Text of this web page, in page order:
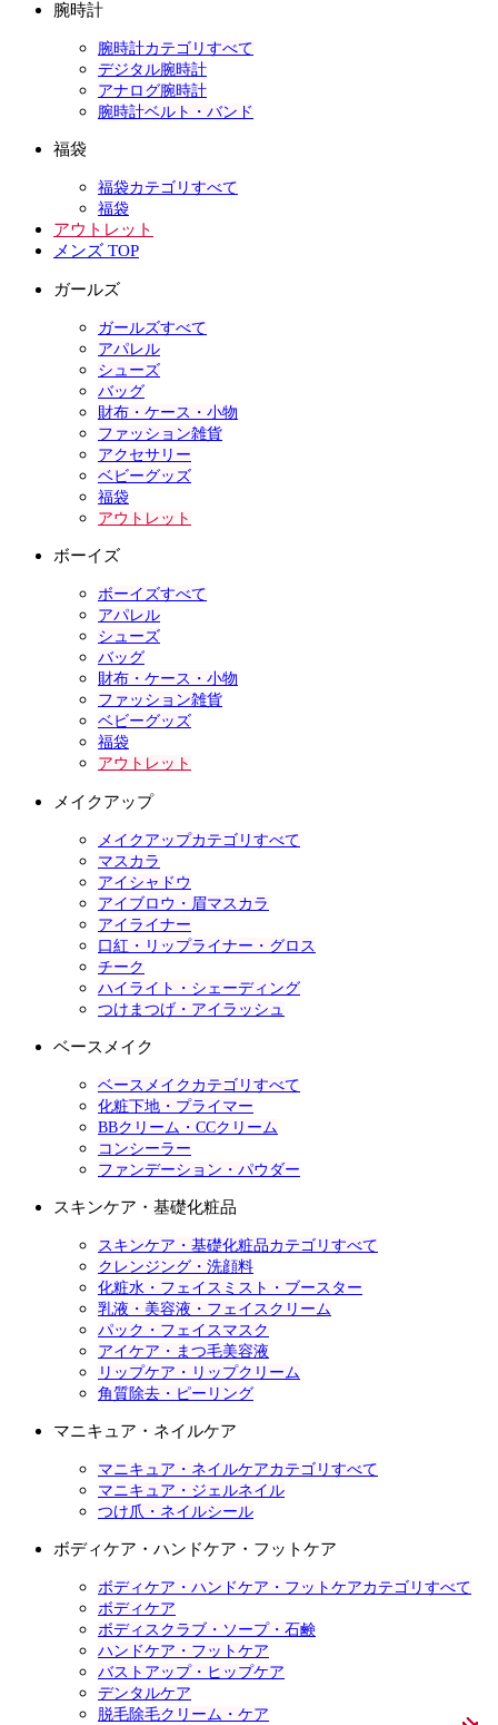
腕時計
腕時計カテゴリすべて
デジタル腕時計
アナログ腕時計
腕時計ベルト・バンド
福袋
福袋カテゴリすべて
福袋
アウトレット
メンズ TOP
ガールズ
ガールズすべて
アパレル
シューズ
バッグ
財布・ケース・小物
ファッション雑貨
アクセサリー
ベビーグッズ
福袋
アウトレット
ボーイズ
ボーイズすべて
アパレル
シューズ
バッグ
財布・ケース・小物
ファッション雑貨
ベビーグッズ
福袋
アウトレット
メイクアップ
メイクアップカテゴリすべて
マスカラ
アイシャドウ
アイブロウ・眉マスカラ
アイライナー
口紅・リップライナー・グロス
チーク
ハイライト・シェーディング
つけまつげ・アイラッシュ
ベースメイク
ベースメイクカテゴリすべて
化粧下地・プライマー
BBクリーム・CCクリーム
コンシーラー
ファンデーション・パウダー
スキンケア・基礎化粧品
スキンケア・基礎化粧品カテゴリすべて
クレンジング・洗顔料
化粧水・フェイスミスト・ブースター
乳液・美容液・フェイスクリーム
パック・フェイスマスク
アイケア・まつ毛美容液
リップケア・リップクリーム
角質除去・ピーリング
マニキュア・ネイルケア
マニキュア・ネイルケアカテゴリすべて
マニキュア・ジェルネイル
つけ爪・ネイルシール
ボディケア・ハンドケア・フットケア
ボディケア・ハンドケア・フットケアカテゴリすべて
ボディケア
ボディスクラブ・ソープ・石鹸
ハンドケア・フットケア
バストアップ・ヒップケア
デンタルケア
脱毛除毛クリーム・ケア